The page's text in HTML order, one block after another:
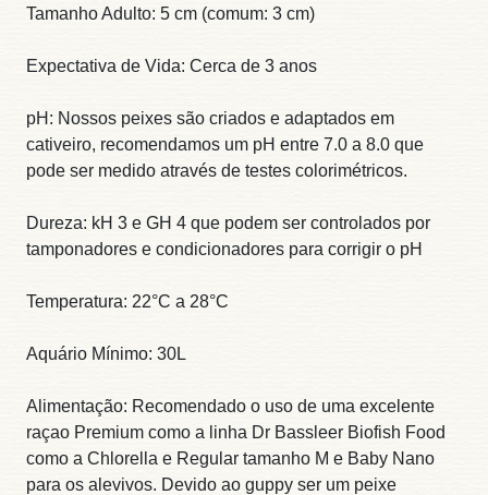
Tamanho Adulto: 5 cm (comum: 3 cm)
Expectativa de Vida: Cerca de 3 anos
pH: Nossos peixes são criados e adaptados em
cativeiro, recomendamos um pH entre 7.0 a 8.0 que
pode ser medido através de testes colorimétricos.
Dureza: kH 3 e GH 4 que podem ser controlados por
tamponadores e condicionadores para corrigir o pH
Temperatura: 22°C a 28°C
Aquário Mínimo: 30L
Alimentação: Recomendado o uso de uma excelente
raçao Premium como a linha Dr Bassleer Biofish Food
como a Chlorella e Regular tamanho M e Baby Nano
para os alevivos. Devido ao guppy ser um peixe